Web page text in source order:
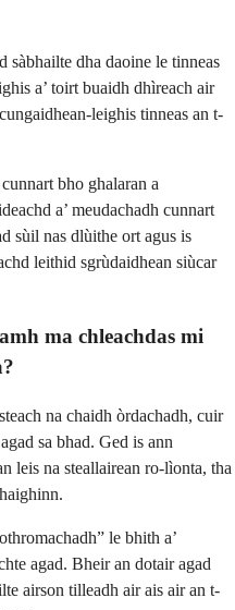
sàbhailte dha daoine le tinneas
a’ toirt buaidh dhìreach air
leighis tinneas an t-
bho ghalaran a
a’ meudachadh cunnart
sùil nas dlùithe ort agus is
leithid sgrùdaidhean siùcar
ma chleachdas mi
na chaidh òrdachadh, cuir
sa bhad. Ged is ann
leis na steallairean ro-lìonta, tha
le bhith a’
agad. Bheir an dotair agad
airson tilleadh air ais air an t-